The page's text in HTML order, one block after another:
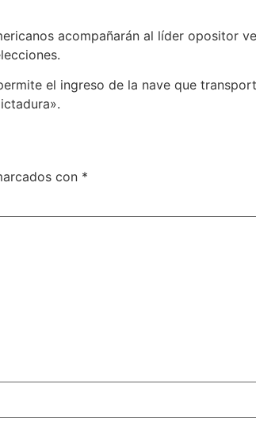
acompañarán al líder opositor
el ingreso de la nave que
con *